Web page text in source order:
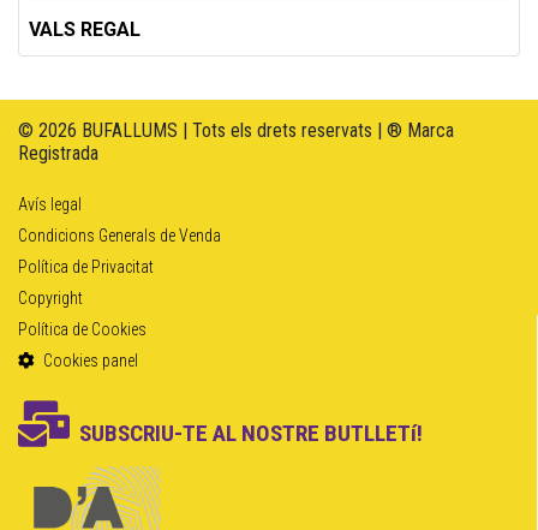
VALS REGAL
© 2026 BUFALLUMS | Tots els drets reservats | ® Marca
Registrada
Avís legal
Condicions Generals de Venda
Política de Privacitat
Copyright
Política de Cookies
Cookies panel
SUBSCRIU-TE AL NOSTRE BUTLLETí!